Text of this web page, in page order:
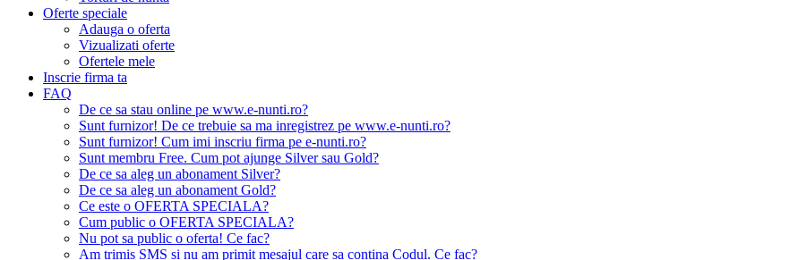
Oferte speciale
Adauga o oferta
Vizualizati oferte
Ofertele mele
Inscrie firma ta
FAQ
De ce sa stau online pe www.e-nunti.ro?
Sunt furnizor! De ce trebuie sa ma inregistrez pe www.e-nunti.ro?
Sunt furnizor! Cum imi inscriu firma pe e-nunti.ro?
Sunt membru Free. Cum pot ajunge Silver sau Gold?
De ce sa aleg un abonament Silver?
De ce sa aleg un abonament Gold?
Ce este o OFERTA SPECIALA?
Cum public o OFERTA SPECIALA?
Nu pot sa public o oferta! Ce fac?
Am trimis SMS si nu am primit mesajul care sa contina Codul. Ce fac?